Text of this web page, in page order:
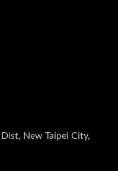
New Taipei City,